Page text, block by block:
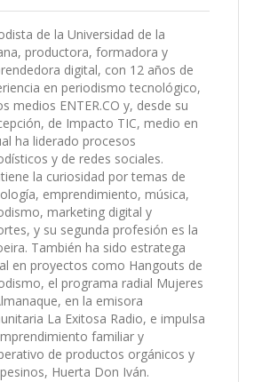
de la Universidad de la
productora, formadora y
digital, con 12 años de
en periodismo tecnológico,
medios ENTER.CO y, desde su
de Impacto TIC, medio en
ha liderado procesos
y de redes sociales.
la curiosidad por temas de
emprendimiento, música,
marketing digital y
y su segunda profesión es la
También ha sido estratega
en proyectos como Hangouts de
el programa radial Mujeres
en la emisora
La Exitosa Radio, e impulsa
familiar y
de productos orgánicos y
Huerta Don Iván.